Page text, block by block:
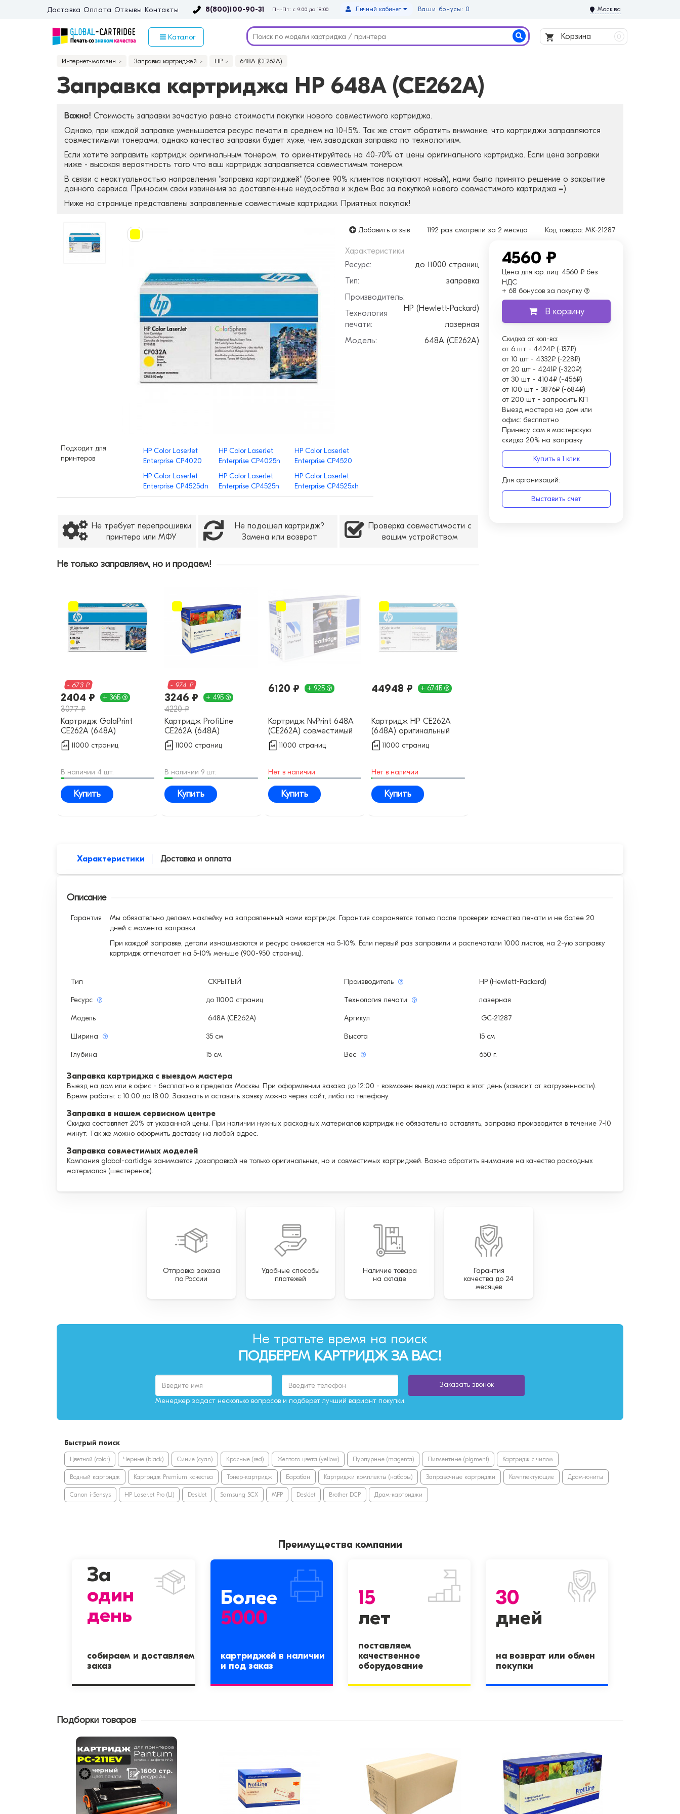
Доставка Оплата Отзывы Контакты 8(800)100-90-31 Пн-Пт: с 9:00 до 18:00 Ваши бонусы: 0
Личный кабинет Москва
Каталог Корзина 0
Интернет-магазин Заправка картриджей HP 648A (CE262A)
Заправка картриджа HP 648A (CE262A)
Важно! Стоимость заправки зачастую равна стоимости покупки нового совместимого картриджа.
Однако, при каждой заправке уменьшается ресурс печати в среднем на 10-15%. Так же стоит обратить внимание, что картриджи заправляются
совместимыми тонерами, однако качество заправки будет хуже, чем заводская заправка по технологиям.
Если хотите заправить картридж оригинальным тонером, то ориентируйтесь на 40-70% от цены оригинального картриджа. Если цена заправки
ниже - высокая вероятность того что ваш картридж заправляется совместимым тонером.
В связи с неактуальностью направления "заправка картриджей" (более 90% клиентов покупают новый), нами было принято решение о закрытие
данного сервиса. Приносим свои извинения за доставленные неудосбтва и ждем Вас за покупкой нового совместимого картриджа =)
Ниже на странице представлены заправленные совместимые картриджи. Приятных покупок!
Добавить отзыв 1192 раз смотрели за 2 месяца Код товара: MK-21287
Характеристики
Ресурс:
до 11000 страниц
Тип:
заправка
Производитель:
HP (Hewlett-Packard)
Технология
печати:
лазерная
Модель:
648A (CE262A)
4560 ₽
Цена для юр. лиц: 4560 ₽ без
НДС
+ 68 бонусов за покупку
В корзину
Скидка от кол-ва:
от 6 шт - 4424₽ (-137₽)
от 10 шт - 4332₽ (-228₽)
от 20 шт - 4241₽ (-320₽)
от 30 шт - 4104₽ (-456₽)
от 100 шт - 3876₽ (-684₽)
от 200 шт - запросить КП
Выезд мастера на дом или
офис: бесплатно
Принесу сам в мастерскую:
скидка 20% на заправку
Купить в 1 клик
Для организаций:
Выставить счет
Подходит для
принтеров
HP Color LaserJet
Enterprise CP4020
HP Color LaserJet
Enterprise CP4025n
HP Color LaserJet
Enterprise CP4520
HP Color LaserJet
Enterprise CP4525dn
HP Color LaserJet
Enterprise CP4525n
HP Color LaserJet
Enterprise CP4525xh
Не требует перепрошивки
принтера или МФУ
Не подошел картридж?
Замена или возврат
Проверка совместимости с
вашим устройством
Не только заправляем, но и продаем!
- 673 ₽
2404 ₽ + 36Б
3077 ₽
Картридж GalaPrint
CE262A (648A)
совместимый
11000 страниц
В наличии 4 шт.
Купить
- 974 ₽
3246 ₽ + 49Б
4220 ₽
Картридж ProfiLine
CE262A (648A)
совместимый
11000 страниц
В наличии 9 шт.
Купить
6120 ₽ + 92Б
Картридж NvPrint 648A
(CE262A) совместимый
11000 страниц
Нет в наличии
Купить
44948 ₽ + 674Б
Картридж HP CE262A
(648A) оригинальный
11000 страниц
Нет в наличии
Купить
Характеристики Доставка и оплата
Описание
Гарантия
Мы обязательно делаем наклейку на заправленный нами картридж. Гарантия сохраняется только после проверки качества печати и не более 20
дней с момента заправки.
При каждой заправке, детали изнашиваются и ресурс снижается на 5-10%. Если первый раз заправили и распечатали 1000 листов, на 2-ую заправку
картридж отпечатает на 5-10% меньше (900-950 страниц).
Тип СКРЫТЫЙ Производитель HP (Hewlett-Packard)
Ресурс до 11000 страниц Технология печати лазерная
Модель 648A (CE262A) Артикул GC-21287
Ширина 35 см Высота 15 см
Глубина 15 см Вес 650 г.
Заправка картриджа с выездом мастера
Выезд на дом или в офис - бесплатно в пределах Москвы. При оформлении заказа до 12:00 - возможен выезд мастера в этот день (зависит от загруженности).
Время работы: с 10:00 до 18:00. Заказать и оставить заявку можно через сайт, либо по телефону.
Заправка в нашем сервисном центре
Скидка составляет 20% от указанной цены. При наличии нужных расходных материалов картридж не обязательно оставлять, заправка производится в течение 7-10
минут. Так же можно оформить доставку на любой адрес.
Заправка совместимых моделей
Компания global-cartidge занимается дозаправкой не только оригинальных, но и совместимых картриджей. Важно обратить внимание на качество расходных
материалов (шестеренок).
Отправка заказа
по России
Удобные способы
платежей
Наличие товара
на складе
Гарантия
качества до 24
месяцев
Не тратьте время на поиск
ПОДБЕРЕМ КАРТРИДЖ ЗА ВАС!
Заказать звонок
Менеджер задаст несколько вопросов и подберет лучший вариант покупки.
Быстрый поиск
Цветной (color) Черные (black) Синие (cyan) Красные (red) Желтого цвета (yellow) Пурпурные (magenta) Пигментные (pigment) Картридж с чипом
Водный картридж Картридж Premium качества Тонер-картридж Барабан Картриджи комплекты (наборы) Заправочные картриджи Комплектующие Драм-юниты
Canon i-Sensys HP LaserJet Pro (LJ) DeskJet Samsung SCX MFP DeskJet Brother DCP Драм-картриджи
Преимущества компании
За
один
день
собираем и доставляем
заказ
Более
5000
картриджей в наличии
и под заказ
15
лет
поставляем
качественное
оборудование
30
дней
на возврат или обмен
покупки
Подборки товаров